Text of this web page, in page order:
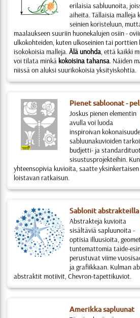
erilaisia sabluunoita,
aiheita.Tällaisia malleja
seinien koristeluun,
maalaukseen suuriin huonekalujen osiin -
ulkokohteiden, kuten ulkoseinien tai
isokokoisia malleja.Älä unohda, että kaikki
voi tilata minkä kokoisina tahansa. Näiden
niissä on aluksi suurikokoisia yksityiskohtia.
Pienet sabloonat -
Joskus pienen elementin
avulla voi luoda
inspiroivan
sabluunakuvioiden
budjetti- ja
sisustusprojekteihin.
yhteensopivia kuvioita, saatte
loistavan ratkaisun.
Sablonit
Abstrakteja kuvioita
sisältäviä sapluunoita -
optisia illuusioita,
tuntemattomia taide-
perustuvat viime
ja grafiikkaan. Kulman
abstraktit motiivit, Chevron-tapettikuviot.
Amerikka sapluunat